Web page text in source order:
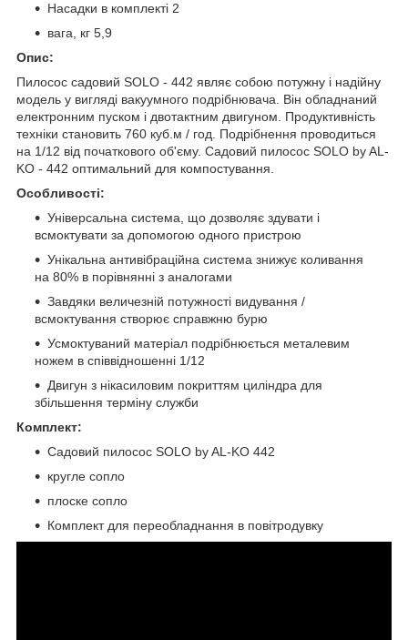
Насадки в комплекті 2
вага, кг 5,9
Опис:
Пилосос садовий SOLO - 442 являє собою потужну і надійну
модель у вигляді вакуумного подрібнювача. Він обладнаний
електронним пуском і двотактним двигуном. Продуктивність
техніки становить 760 куб.м / год. Подрібнення проводиться
на 1/12 від початкового об'єму. Садовий пилосос SOLO by AL-
KO - 442 оптимальний для компостування.
Особливості:
Універсальна система, що дозволяє здувати і
всмоктувати за допомогою одного пристрою
Унікальна антивібраційна система знижує коливання
на 80% в порівнянні з аналогами
Завдяки величезній потужності видування /
всмоктування створює справжню бурю
Усмоктуваний матеріал подрібнюється металевим
ножем в співвідношенні 1/12
Двигун з нікасиловим покриттям циліндра для
збільшення терміну служби
Комплект:
Садовий пилосос SOLO by AL-KO 442
кругле сопло
плоске сопло
Комплект для переобладнання в повітродувку